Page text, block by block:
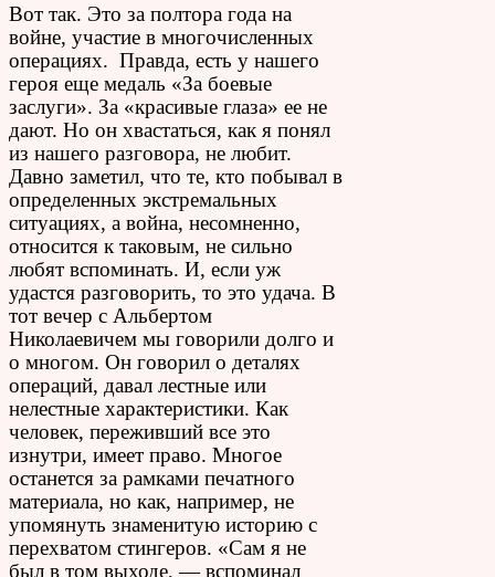
Вот так. Это за полтора года на
войне, участие в многочисленных
операциях. Правда, есть у нашего
героя еще медаль «За боевые
заслуги». За «красивые глаза» ее не
дают. Но он хвастаться, как я понял
из нашего разговора, не любит.
Давно заметил, что те, кто побывал в
определенных экстремальных
ситуациях, а война, несомненно,
относится к таковым, не сильно
любят вспоминать. И, если уж
удастся разговорить, то это удача. В
тот вечер с Альбертом
Николаевичем мы говорили долго и
о многом. Он говорил о деталях
операций, давал лестные или
нелестные характеристики. Как
человек, переживший все это
изнутри, имеет право. Многое
останется за рамками печатного
материала, но как, например, не
упомянуть знаменитую историю с
перехватом стингеров. «Сам я не
был в том выходе, — вспоминал